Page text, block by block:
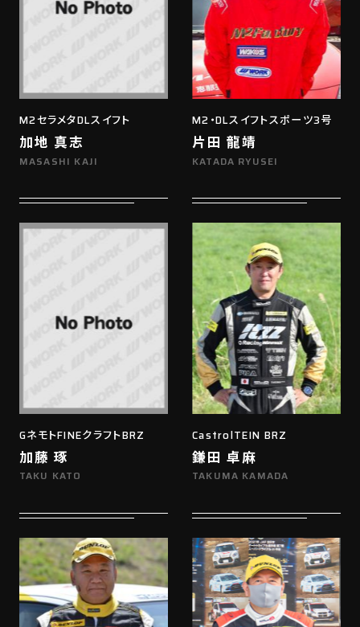
M2セラメタDLスイフト
加地 真志
MASASHI KAJI
M2・DLスイフトスポーツ3号
片田 龍靖
KATADA RYUSEI
GネモトFINEクラフトBRZ
加藤 琢
TAKU KATO
CastrolTEIN BRZ
鎌田 卓麻
TAKUMA KAMADA